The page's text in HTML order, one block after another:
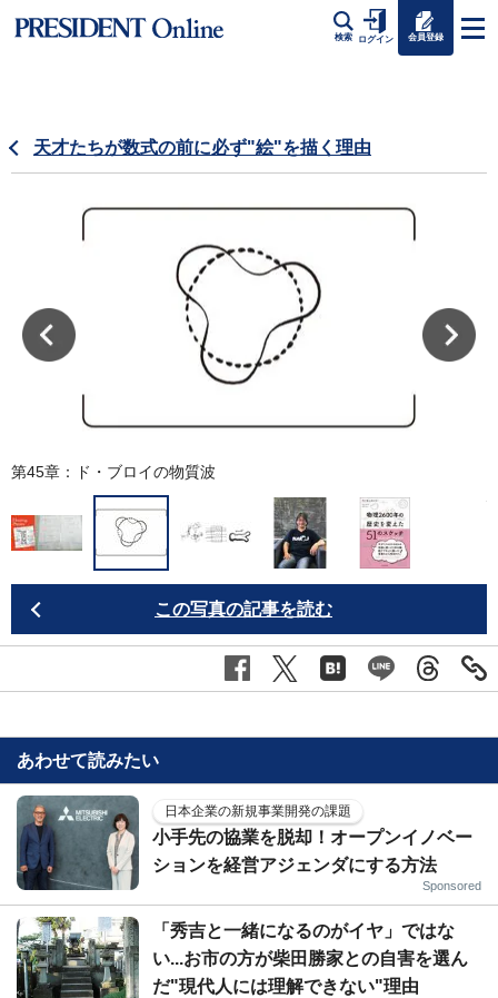
検索 ログイン 会員登録
天才たちが数式の前に必ず"絵"を描く理由
第45章：ド・ブロイの物質波
この写真の記事を読む
あわせて読みたい
日本企業の新規事業開発の課題
小手先の協業を脱却！オープンイノベー
ションを経営アジェンダにする方法
Sponsored
「秀吉と一緒になるのがイヤ」ではな
い...お市の方が柴田勝家との自害を選ん
だ"現代人には理解できない"理由